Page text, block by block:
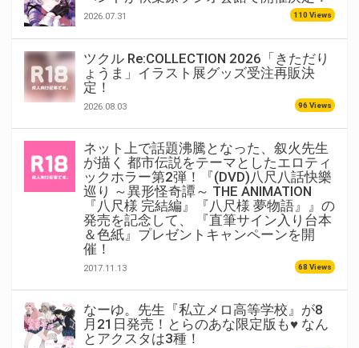
2026.07.31 110 Views
ツクル Re:COLLECTION 2026「きただり
ょうま」イラスト展グッズ受注再販決
定！
2026.08.03 96 Views
ネット上で話題沸騰となった、叙火先生
が描く 都市伝説をテーマとしたエロティ
ックホラー第2弾！『(DVD)八尺八話快樂
巡り ～異形怪奇譚～ THE ANIMATION
『八尺様 完結編』『八尺様 夢物語』』の
発売を記念して、 『直筆サイン入り台本
＆色紙』プレゼントキャンペーンを開
催！
2017.11.13 68 Views
なーゆ。先生『私立メロ高等学校』が8
月21日発売！とらのあな限定版も♥ なん
とアクスタは3種！